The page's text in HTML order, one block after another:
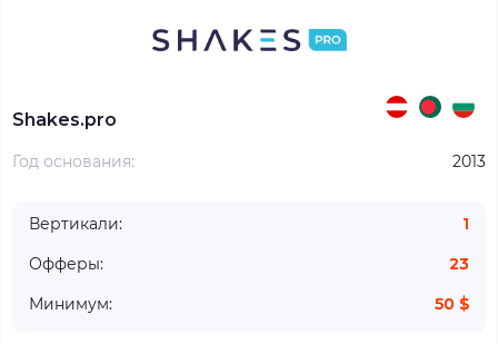
Shakes.pro
Год основания: 2013
Вертикали:
1
Офферы:
23
Минимум:
50 $